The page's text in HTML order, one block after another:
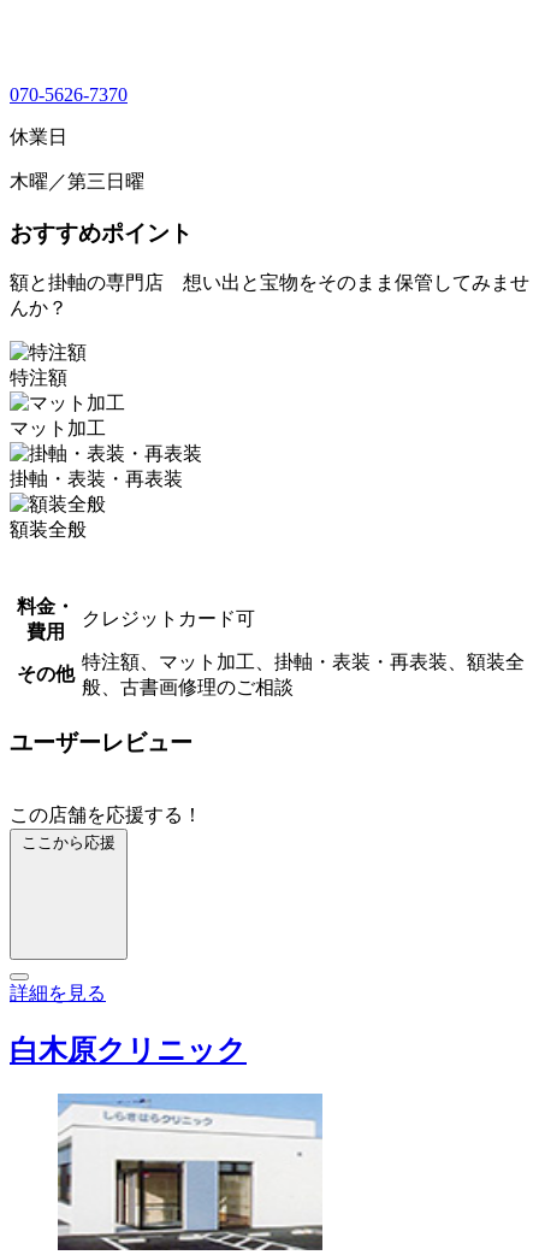
070-5626-7370
休業日
木曜／第三日曜
おすすめポイント
額と掛軸の専門店 想い出と宝物をそのまま保管してみませ
んか？
特注額
マット加工
掛軸・表装・再表装
額装全般
料金・
費用
クレジットカード可
その他
特注額、マット加工、掛軸・表装・再表装、額装全
般、古書画修理のご相談
ユーザーレビュー
この店舗を応援する！
ここから応援
詳細を見る
白木原クリニック